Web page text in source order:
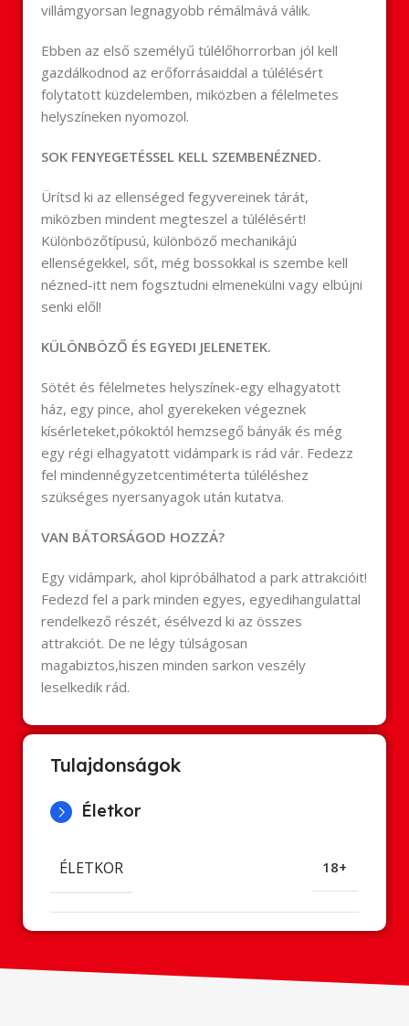
villámgyorsan legnagyobb rémálmává válik.
Ebben az első személyű túlélőhorrorban jól kell
gazdálkodnod az erőforrásaiddal a túlélésért
folytatott küzdelemben, miközben a félelmetes
helyszíneken nyomozol.
SOK FENYEGETÉSSEL KELL SZEMBENÉZNED.
Ürítsd ki az ellenséged fegyvereinek tárát,
miközben mindent megteszel a túlélésért!
Különbözőtípusú, különböző mechanikájú
ellenségekkel, sőt, még bossokkal is szembe kell
nézned-itt nem fogsztudni elmenekülni vagy elbújni
senki elől!
KÜLÖNBÖZŐ ÉS EGYEDI JELENETEK.
Sötét és félelmetes helyszínek-egy elhagyatott
ház, egy pince, ahol gyerekeken végeznek
kísérleteket,pókoktól hemzsegő bányák és még
egy régi elhagyatott vidámpark is rád vár. Fedezz
fel mindennégyzetcentiméterta túléléshez
szükséges nyersanyagok után kutatva.
VAN BÁTORSÁGOD HOZZÁ?
Egy vidámpark, ahol kipróbálhatod a park attrakcióit!
Fedezd fel a park minden egyes, egyedihangulattal
rendelkező részét, ésélvezd ki az összes
attrakciót. De ne légy túlságosan
magabiztos,hiszen minden sarkon veszély
leselkedik rád.
Tulajdonságok
Életkor
ÉLETKOR 18+